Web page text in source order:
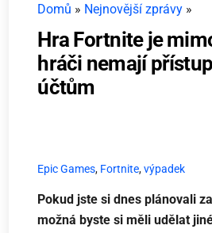
Domů » Nejnovější zprávy »
Hra Fortnite je
hráči nemají
účtům
Epic Games, Fortnite,výpadek
Pokud jste si dnes plánovali
možná byste si měli udělat